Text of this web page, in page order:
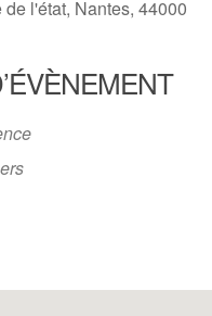
de l'état, Nantes, 44000